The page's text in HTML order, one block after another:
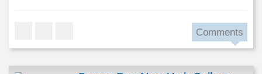
Comments